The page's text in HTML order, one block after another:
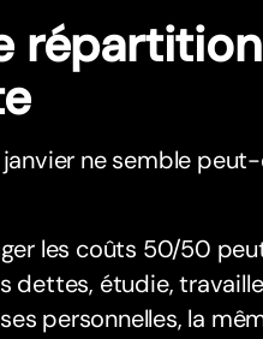
répartition
ne semble
les coûts 50/50
dettes, étudie,
personnelles, la